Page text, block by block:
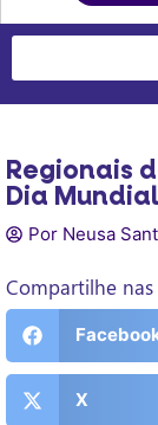
Regionais
Dia
Por Neusa
Compartilhe nas
X